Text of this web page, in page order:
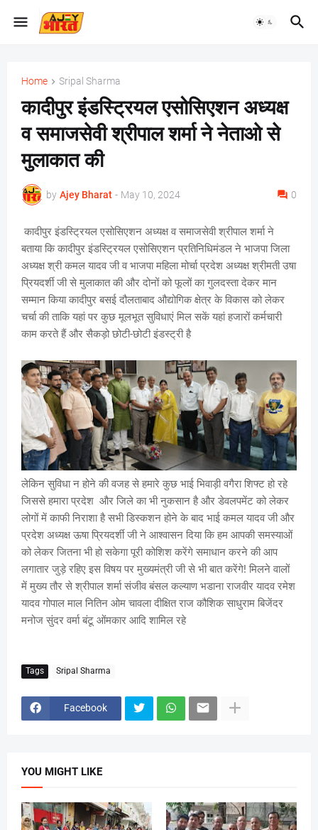
Home Sripal Sharma
कादीपुर इंडस्ट्रियल एसोसिएशन अध्यक्ष
व समाजसेवी श्रीपाल शर्मा ने नेताओ से
मुलाकात की
by Ajey Bharat - May 10, 2024 0
कादीपुर इंडस्ट्रियल एसोसिएशन अध्यक्ष व समाजसेवी श्रीपाल शर्मा ने
बताया कि कादीपुर इंडस्ट्रियल एसोसिएशन प्रतिनिधिमंडल ने भाजपा जिला
अध्यक्ष श्री कमल यादव जी व भाजपा महिला मोर्चा प्रदेश अध्यक्ष श्रीमती उषा
प्रियदर्शी जी से मुलाकात की और दोनों को फूलों का गुलदस्ता देकर मान
सम्मान किया कादीपुर बसई दौलताबाद औद्योगिक क्षेत्र के विकास को लेकर
चर्चा की ताकि यहां पर कुछ मूलभूत सुविधाएं मिल सकें यहां हजारों कर्मचारी
काम करते हैं और सैकड़ो छोटी-छोटी इंडस्ट्री है
लेकिन सुविधा न होने की वजह से हमारे कुछ भाई भिवाड़ी वगैरा शिफ्ट हो रहे
जिससे हमारा प्रदेश और जिले का भी नुकसान है और डेवलपमेंट को लेकर
लोगों में काफी निराशा है सभी डिस्कशन होने के बाद भाई कमल यादव जी और
प्रदेश अध्यक्ष ऊषा प्रियदर्शी जी ने आश्वासन दिया कि हम आपकी समस्याओं
को लेकर जितना भी हो सकेगा पूरी कोशिश करेंगे समाधान करने की आप
लगातार जुड़े रहिए इस विषय पर मुख्यमंत्री जी से भी बात करेंगे! मिलने वालों
में मुख्य तौर से श्रीपाल शर्मा संजीव बंसल कल्याण भडाना राजवीर यादव रमेश
यादव गोपाल माल नितिन ओम चावला दीक्षित राज कौशिक साधुराम बिजेंदर
मनोज सुंदर वर्मा बंटू ओंमकार आदि शामिल रहे
Tags Sripal Sharma
Facebook
YOU MIGHT LIKE